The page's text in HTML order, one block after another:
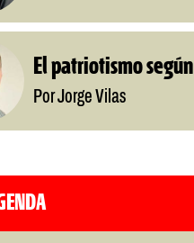
El patriotismo
Por Jorge Vilas